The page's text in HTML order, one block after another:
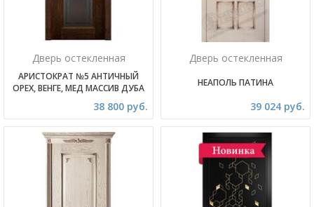
Дверь остекленная
АРИСТОКРАТ №5 АНТИЧНЫЙ
ОРЕХ, ВЕНГЕ, МЕД МАССИВ ДУБА
38 800 руб.
Дверь остекленная
НЕАПОЛЬ ПАТИНА
39 024 руб.